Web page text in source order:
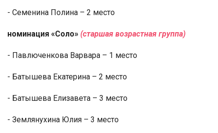
- Семенина Полина – 2 место
номинация «Соло» (старшая возрастная группа)
- Павлюченкова Варвара – 1 место
- Батышева Екатерина – 2 место
- Батышева Елизавета – 3 место
- Землянухина Юлия – 3 место